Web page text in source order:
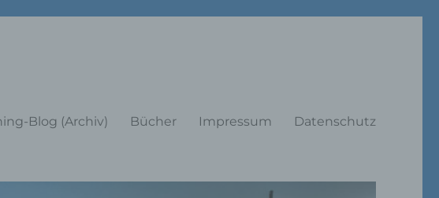
Blog (Archiv) Bücher Impressum Datenschutz